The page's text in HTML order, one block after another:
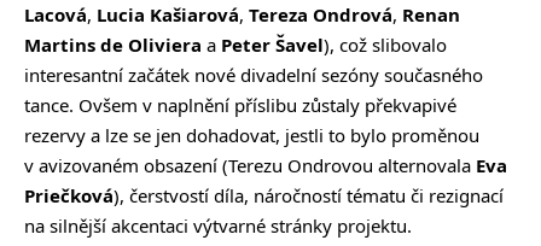
Lacová, Lucia Kašiarová, Tereza Ondrová, Renan
Martins de Oliviera a Peter Šavel), což slibovalo
interesantní začátek nové divadelní sezóny současného
tance. Ovšem v naplnění příslibu zůstaly překvapivé
rezervy a lze se jen dohadovat, jestli to bylo proměnou
v avizovaném obsazení (Terezu Ondrovou alternovala Eva
Priečková), čerstvostí díla, náročností tématu či rezignací
na silnější akcentaci výtvarné stránky projektu.